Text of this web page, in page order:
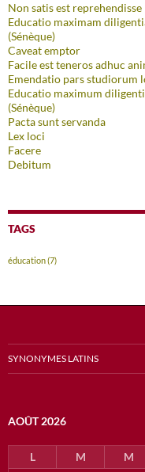
Non satis est
Educatio maximam
(Sénèque)
Caveat emptor
Facile est teneros adhuc
Emendatio pars studiorum
Educatio maximum
(Sénèque)
Pacta sunt servanda
Lex loci
Facere
Debitum
TAGS
éducation(7)
SYNONYMES LATINS
AOÛT 2026
L M M